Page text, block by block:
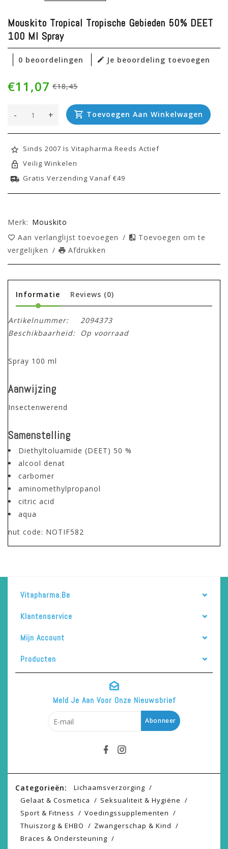
Mouskito Tropical Tropische Gebieden 50% DEET
100 Ml Spray
0 beoordelingen Je beoordeling toevoegen
€18,45
€11,07
+
- Toevoegen Aan Winkelwagen
Sinds 2007 Is Vitapharma Reeds Actief
Veilig Winkelen
Gratis Verzending Vanaf €49
Merk: Mouskito
Aan verlanglijst toevoegen /
Toevoegen om te
vergelijken / Afdrukken
Informatie Reviews (0)
Artikelnummer:
2094373
Beschikbaarheid:
Op voorraad
Spray 100 ml
Aanwijzing
Insectenwerend
Samenstelling
Diethyltoluamide (DEET) 50 %
alcool denat
carbomer
aminomethylpropanol
citric acid
aqua
nut code: NOTIF582
Vitapharma.be
Klantenservice
Mijn Account
Producten
Meld Je Aan Voor Onze Nieuwsbrief
Abonneer
Categorieën:
Lichaamsverzorging
Gelaat & Cosmetica
Seksualiteit & Hygiëne
Sport & Fitness
Voedingssupplementen
Thuiszorg & EHBO
Zwangerschap & Kind
Braces & Ondersteuning